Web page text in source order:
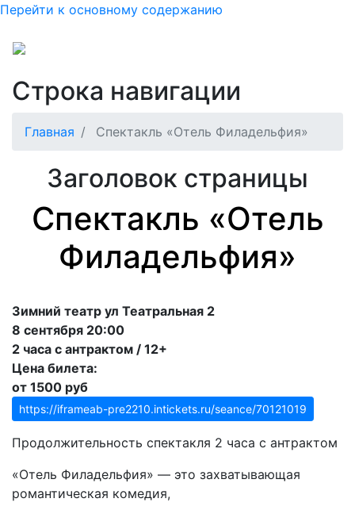
Перейти к основному содержанию
Строка навигации
Главная Спектакль «Отель Филадельфия»
Заголовок страницы
Спектакль «Отель
Филадельфия»
Зимний театр ул Театральная 2
8 сентября 20:00
2 часа с антрактом / 12+
Цена билета:
от 1500 руб
https://iframeab-pre2210.intickets.ru/seance/70121019
Продолжительность спектакля 2 часа с антрактом
«Отель Филадельфия» — это захватывающая
романтическая комедия,